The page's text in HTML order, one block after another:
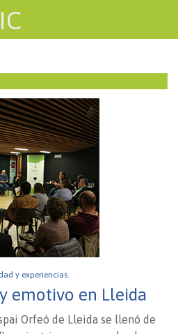
y experiencias.
emotivo en Lleida
Orfeó de Lleida se llenó de